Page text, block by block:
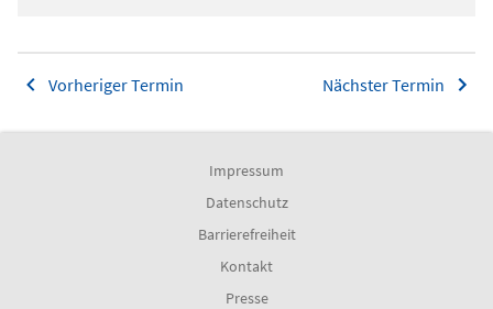
Vorheriger Termin Nächster Termin
Impressum
Datenschutz
Barrierefreiheit
Kontakt
Presse